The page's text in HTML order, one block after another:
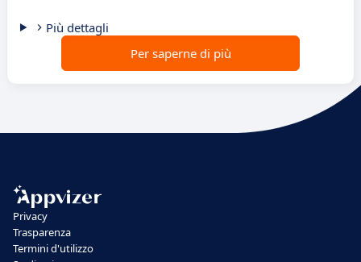
Più dettagli
Per saperne di più
Privacy
Trasparenza
Termini d'utilizzo